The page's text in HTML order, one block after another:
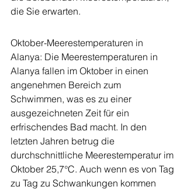
die Sie erwarten.
Oktober-Meerestemperaturen in
Alanya: Die Meerestemperaturen in
Alanya fallen im Oktober in einen
angenehmen Bereich zum
Schwimmen, was es zu einer
ausgezeichneten Zeit für ein
erfrischendes Bad macht. In den
letzten Jahren betrug die
durchschnittliche Meerestemperatur im
Oktober 25,7°C. Auch wenn es von Tag
zu Tag zu Schwankungen kommen